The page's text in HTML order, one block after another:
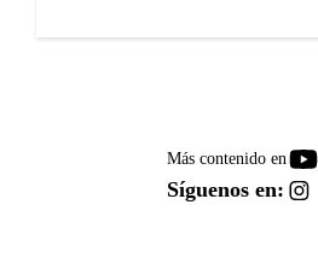
Más contenido en
Síguenos en: